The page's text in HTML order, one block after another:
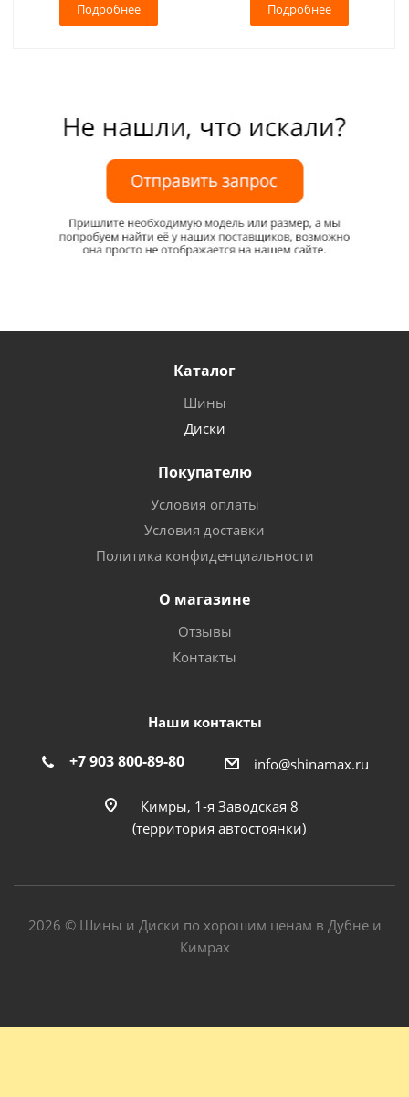
Подробнее Подробнее
Каталог
Шины
Диски
Покупателю
Условия оплаты
Условия доставки
Политика конфиденциальности
О магазине
Отзывы
Контакты
Наши контакты
+7 903 800-89-80 info@shinamax.ru
Кимры, 1-я Заводская 8
(территория автостоянки)
2026 © Шины и Диски по хорошим ценам в Дубне и
Кимрах